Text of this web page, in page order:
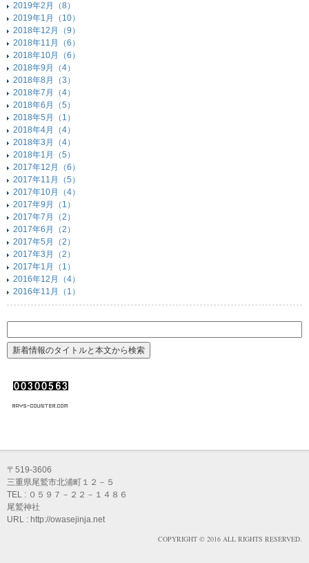
2019年2月（8）
2019年1月（10）
2018年12月（9）
2018年11月（6）
2018年10月（6）
2018年9月（4）
2018年8月（3）
2018年7月（4）
2018年6月（5）
2018年5月（1）
2018年4月（4）
2018年3月（4）
2018年1月（5）
2017年12月（6）
2017年11月（5）
2017年10月（4）
2017年9月（1）
2017年7月（2）
2017年6月（2）
2017年5月（2）
2017年3月（2）
2017年1月（1）
2016年12月（4）
2016年11月（1）
〒519-3606
三重県尾鷲市北浦町１２－５
TEL : ０５９７－２２－１４８６
尾鷲神社
URL : http://owasejinja.net
COPYRIGHT © 2016 ALL RIGHTS RESERVED.